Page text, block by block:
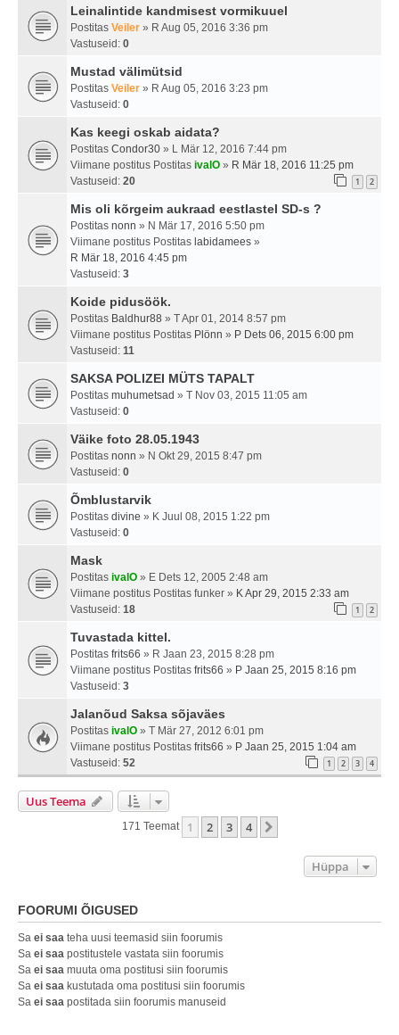
Leinalintide kandmisest vormikuuel
Postitas Veiler » R Aug 05, 2016 3:36 pm
Vastuseid: 0
Mustad välimütsid
Postitas Veiler » R Aug 05, 2016 3:23 pm
Vastuseid: 0
Kas keegi oskab aidata?
Postitas Condor30 » L Mär 12, 2016 7:44 pm
Viimane postitus Postitas ivalO » R Mär 18, 2016 11:25 pm
Vastuseid: 20 1 2
Mis oli kõrgeim aukraad eestlastel SD-s ?
Postitas nonn » N Mär 17, 2016 5:50 pm
Viimane postitus Postitas labidamees »
R Mär 18, 2016 4:45 pm
Vastuseid: 3
Koide pidusöök.
Postitas Baldhur88 » T Apr 01, 2014 8:57 pm
Viimane postitus Postitas Plönn » P Dets 06, 2015 6:00 pm
Vastuseid: 11
SAKSA POLIZEI MÜTS TAPALT
Postitas muhumetsad » T Nov 03, 2015 11:05 am
Vastuseid: 0
Väike foto 28.05.1943
Postitas nonn » N Okt 29, 2015 8:47 pm
Vastuseid: 0
Õmblustarvik
Postitas divine » K Juul 08, 2015 1:22 pm
Vastuseid: 0
Mask
Postitas ivalO » E Dets 12, 2005 2:48 am
Viimane postitus Postitas funker » K Apr 29, 2015 2:33 am
Vastuseid: 18 1 2
Tuvastada kittel.
Postitas frits66 » R Jaan 23, 2015 8:28 pm
Viimane postitus Postitas frits66 » P Jaan 25, 2015 8:16 pm
Vastuseid: 3
Jalanõud Saksa sõjaväes
Postitas ivalO » T Mär 27, 2012 6:01 pm
Viimane postitus Postitas frits66 » P Jaan 25, 2015 1:04 am
Vastuseid: 52 1 2 3 4
Uus Teema
171 Teemat 1 2 3 4
Hüppa
FOORUMI ÕIGUSED
Sa ei saa teha uusi teemasid siin foorumis
Sa ei saa postitustele vastata siin foorumis
Sa ei saa muuta oma postitusi siin foorumis
Sa ei saa kustutada oma postitusi siin foorumis
Sa ei saa postitada siin foorumis manuseid